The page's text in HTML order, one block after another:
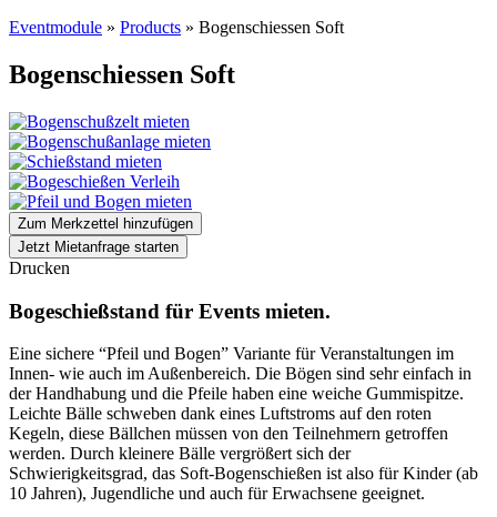
Eventmodule » Products » Bogenschiessen Soft
Bogenschiessen Soft
Zum Merkzettel hinzufügen
Jetzt Mietanfrage starten
Drucken
Bogeschießstand für Events mieten.
Eine sichere “Pfeil und Bogen” Variante für Veranstaltungen im
Innen- wie auch im Außenbereich. Die Bögen sind sehr einfach in
der Handhabung und die Pfeile haben eine weiche Gummispitze.
Leichte Bälle schweben dank eines Luftstroms auf den roten
Kegeln, diese Bällchen müssen von den Teilnehmern getroffen
werden. Durch kleinere Bälle vergrößert sich der
Schwierigkeitsgrad, das Soft-Bogenschießen ist also für Kinder (ab
10 Jahren), Jugendliche und auch für Erwachsene geeignet.